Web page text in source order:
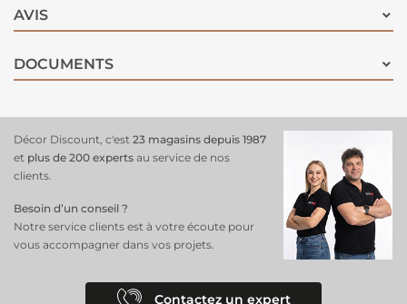
AVIS
DOCUMENTS
Décor Discount, c'est 23 magasins depuis 1987
et plus de 200 experts au service de nos
clients.
Besoin d’un conseil ?
Notre service clients est à votre écoute pour
vous accompagner dans vos projets.
Contactez un expert